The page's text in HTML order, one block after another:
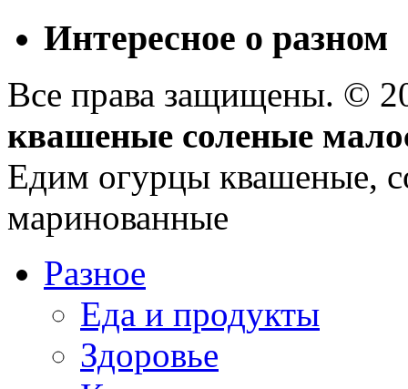
Интересное о разном
Все права защищены. ©
квашеные соленые
Едим огурцы квашеные,
маринованные
Разное
Еда и продукты
Здоровье